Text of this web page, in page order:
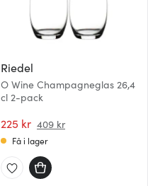
Riedel
O Wine Champagneglas 26,4
cl 2-pack
225 kr 409 kr
Få i lager